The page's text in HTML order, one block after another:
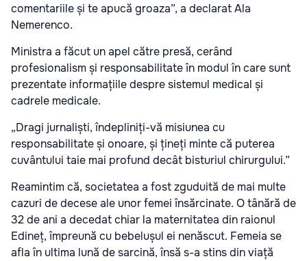
comentariile și te apucă groaza”, a declarat Ala
Nemerenco.
Ministra a făcut un apel către presă, cerând
profesionalism și responsabilitate în modul în care sunt
prezentate informațiile despre sistemul medical și
cadrele medicale.
„Dragi jurnaliști, îndepliniți-vă misiunea cu
responsabilitate și onoare, și țineți minte că puterea
cuvântului taie mai profund decât bisturiul chirurgului.”
Reamintim că, societatea a fost zguduită de mai multe
cazuri de decese ale unor femei însărcinate. O tânără de
32 de ani a decedat chiar la maternitatea din raionul
Edineț, împreună cu bebelușul ei nenăscut. Femeia se
afla în ultima lună de sarcină, însă s-a stins din viață